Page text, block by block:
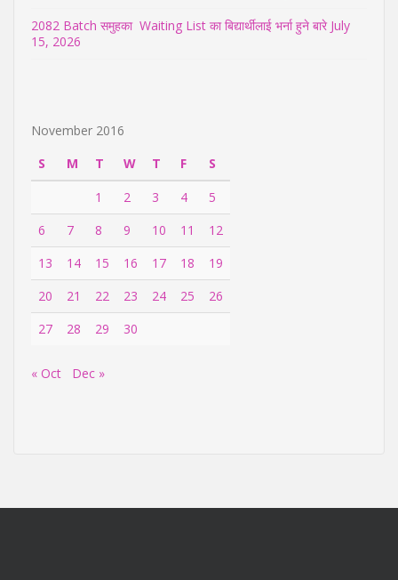
2082 Batch समुहका Waiting List का बिद्यार्थीलाई भर्ना हुने बारे July
15, 2026
November 2016
S
M T W T F
S
1
2 3 4
5
6
7 8 9 10 11
12
13
14 15 16 17 18
19
20
21 22 23 24 25
26
27
28 29 30
« Oct Dec »